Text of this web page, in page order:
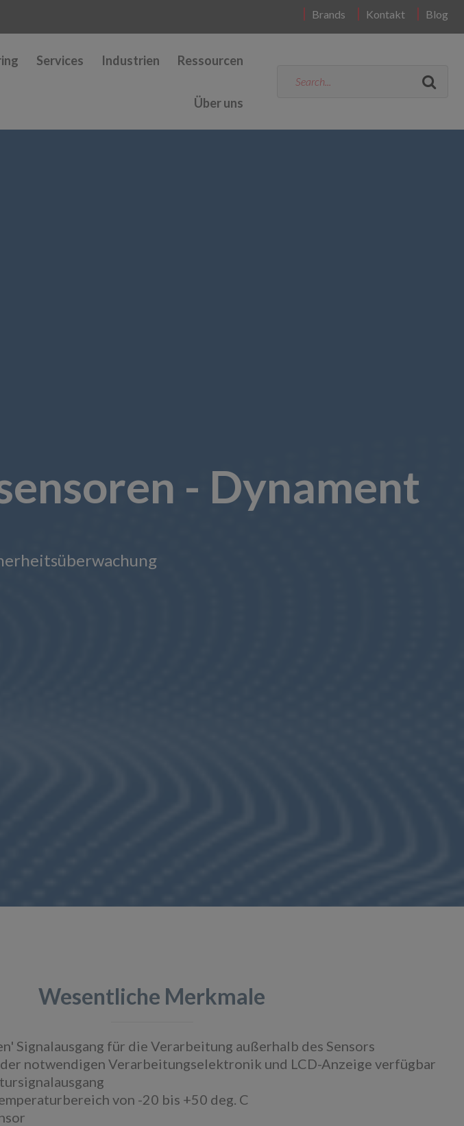
Brands Kontakt Blog
Services Industrien Ressourcen
Über uns
- Dynament
Wesentliche Merkmale
Signalausgang für die Verarbeitung außerhalb des Sensors
notwendigen Verarbeitungselektronik und LCD-Anzeige verfügbar
von -20 bis +50 deg. C